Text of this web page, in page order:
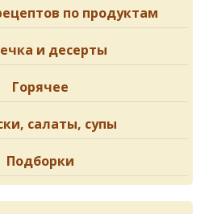
по продуктам
и десерты
Горячее
салаты, супы
Подборки